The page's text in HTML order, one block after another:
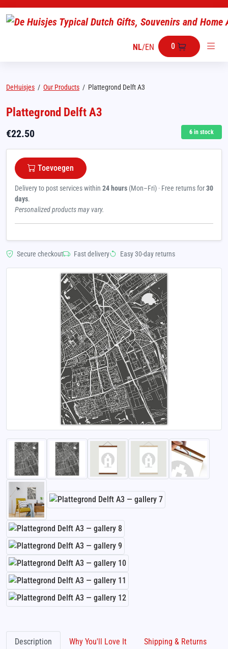
NL/EN 0
DeHuisjes / Our Products / Plattegrond Delft A3
Plattegrond Delft A3
€22.50 6 in stock
Toevoegen
Delivery to post services within 24 hours (Mon–Fri) · Free returns for30
days.
Personalized products may vary.
Secure checkout Fast delivery Easy 30-day returns
Description Why You'll Love It Shipping & Returns